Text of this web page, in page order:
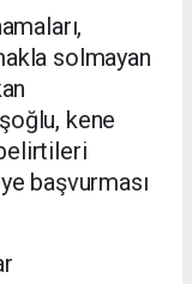
solmayan
kene
başvurması